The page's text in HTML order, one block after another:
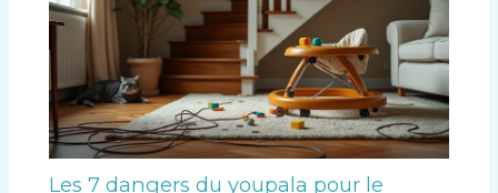
Les 7 dangers du youpala pour le